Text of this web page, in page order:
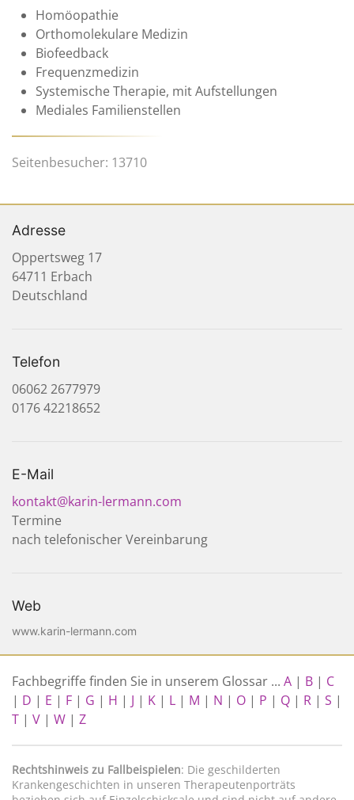
Homöopathie
Orthomolekulare Medizin
Biofeedback
Frequenzmedizin
Systemische Therapie, mit Aufstellungen
Mediales Familienstellen
Seitenbesucher: 13710
Adresse
Oppertsweg 17
64711 Erbach
Deutschland
Telefon
06062 2677979
0176 42218652
E-Mail
kontakt@karin-lermann.com
Termine
nach telefonischer Vereinbarung
Web
www.karin-lermann.com
Fachbegriffe finden Sie in unserem Glossar ... A | B | C
| D | E | F | G | H | J | K | L | M | N | O | P | Q | R | S |
T | V | W | Z
Rechtshinweis zu Fallbeispielen: Die geschilderten
Krankengeschichten in unseren Therapeutenporträts